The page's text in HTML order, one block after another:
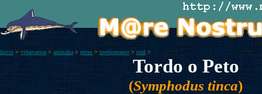
Inicio >vidamarina > animalia > peces>mediterraneo>tord >
Tordo o Peto
(Symphodus tinca)